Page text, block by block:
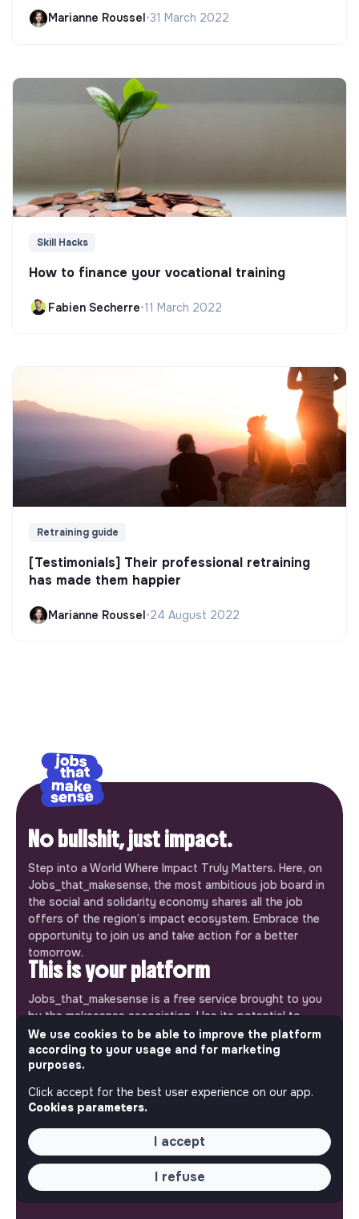
Marianne Roussel •31 March 2022
Skill Hacks
How to finance your vocational training
Fabien Secherre•11 March 2022
Retraining guide
[Testimonials] Their professional retraining
has made them happier
Marianne Roussel•24 August 2022
No bullshit, just impact.
Step into a World Where Impact Truly Matters. Here, on
Jobs_that_makesense, the most ambitious job board in
the social and solidarity economy shares all the job
offers of the region’s impact ecosystem. Embrace the
opportunity to join us and take action for a better
tomorrow.
This is your platform
Jobs_that_makesense is a free service brought to you
by the makesense association. Use its potential to
accelerate your projects and contribute to building a
more respectful, inclusive and sustainable society.
Our mobile app
Get jobs that make sense on your phone so you never
miss an opportunity.
Android
We use cookies to be able to improve the platform
according to your usage and for marketing
purposes.
Click accept for the best user experience on our app.
Cookies parameters.
I accept
I refuse